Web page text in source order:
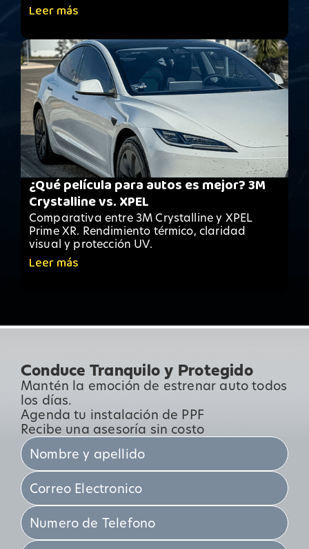
Leer más
¿Qué película para autos es mejor? 3M
Crystalline vs. XPEL
Comparativa entre 3M Crystalline y XPEL
Prime XR. Rendimiento térmico, claridad
visual y protección UV.
Leer más
Conduce Tranquilo y Protegido
Mantén la emoción de estrenar auto todos
los días.
Agenda tu instalación de PPF
Recibe una asesoría sin costo